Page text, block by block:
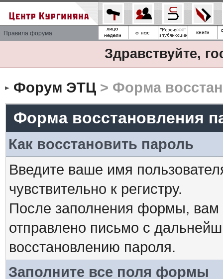
Правила форума
Здравствуйте,
Форум ЭТЦ> Форма
Форма восстановления
Как восстановить пароль
Введите ваше имя
чувствительно к регистру.
После заполнения формы, вам
отправлено письмо с
восстановлению пароля.
Заполните все поля формы